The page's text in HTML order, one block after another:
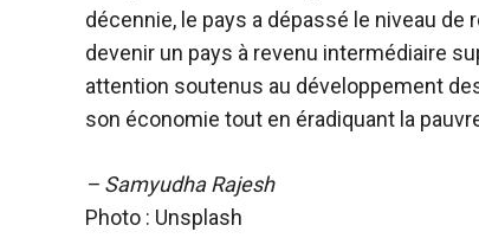
décennie, le pays a dépassé le niveau
devenir un pays à revenu intermédiaire
attention soutenus au développement
son économie tout en éradiquant la
– Samyudha Rajesh
Photo : Unsplash